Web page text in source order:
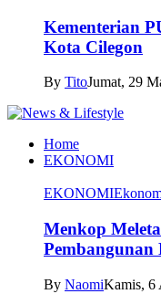
Kementerian
Kota Cilegon
By TitoJumat, 29
Home
EKONOMI
EKONOMI
Menkop
By NaomiKamis, 6